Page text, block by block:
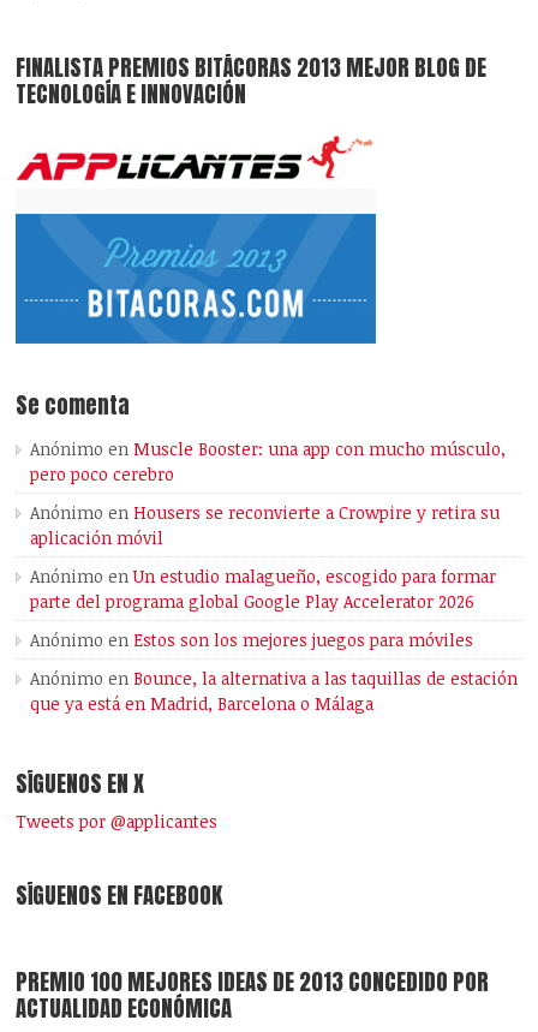
FINALISTA PREMIOS BITÁCORAS 2013 MEJOR BLOG DE
TECNOLOGÍA E INNOVACIÓN
Se comenta
Anónimo enMuscle Booster: una app con mucho músculo,
pero poco cerebro
Anónimo enHousers se reconvierte a Crowpire y retira su
aplicación móvil
Anónimo enUn estudio malagueño, escogido para formar
parte del programa global Google Play Accelerator 2026
Anónimo enEstos son los mejores juegos para móviles
Anónimo enBounce, la alternativa a las taquillas de estación
que ya está en Madrid, Barcelona o Málaga
SÍGUENOS EN X
Tweets por @applicantes
SÍGUENOS EN FACEBOOK
PREMIO 100 MEJORES IDEAS DE 2013 CONCEDIDO POR
ACTUALIDAD ECONÓMICA